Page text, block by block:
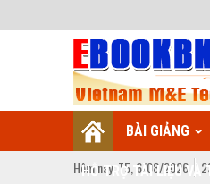
BÀI GIẢNG
HỖ TRỢ TÀI LIỆU VÀ
Hôm nay: T5, 6/08/2026